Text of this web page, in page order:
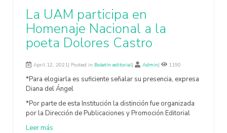
La UAM participa en
Homenaje Nacional a la
poeta Dolores Castro
April 12, 2021| Posted in Boletín editorial| Admin| 1190
*Para elogiarla es suficiente señalar su presencia, expresa
Diana del Ángel
*Por parte de esta Institución la distinción fue organizada
por la Dirección de Publicaciones y Promoción Editorial
Leer más